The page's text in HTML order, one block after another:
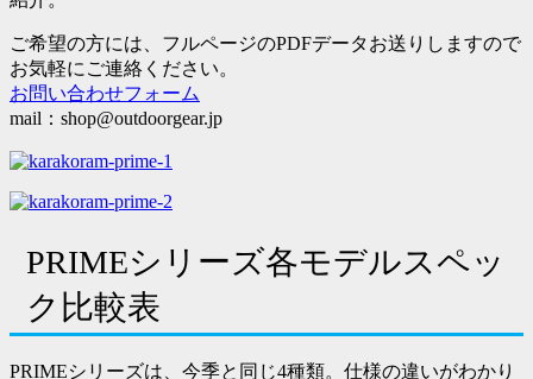
ご希望の方には、フルページのPDFデータお送りしますので
お気軽にご連絡ください。
お問い合わせフォーム
mail：shop@outdoorgear.jp
PRIMEシリーズ各モデルスペッ
ク比較表
PRIMEシリーズは、今季と同じ4種類。仕様の違いがわかり